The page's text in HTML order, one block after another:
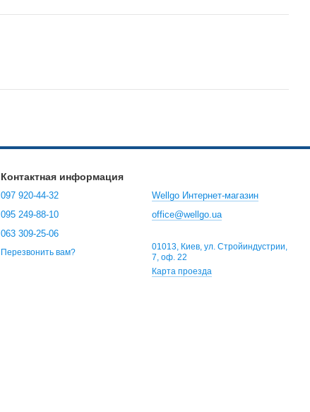
Контактная информация
097 920-44-32
095 249-88-10
063 309-25-06
Перезвонить вам?
Wellgo Интернет-магазин
office@wellgo.ua
01013, Киев, ул. Стройиндустрии,
7, оф. 22
Карта проезда